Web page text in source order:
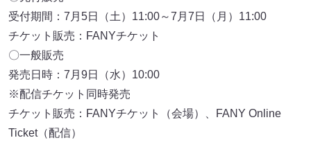
受付期間：7月5日（土）11:00～7月7日（月）11:00
チケット販売：FANYチケット
〇一般販売
発売日時：7月9日（水）10:00
※配信チケット同時発売
チケット販売：FANYチケット（会場）、FANY Online
Ticket（配信）